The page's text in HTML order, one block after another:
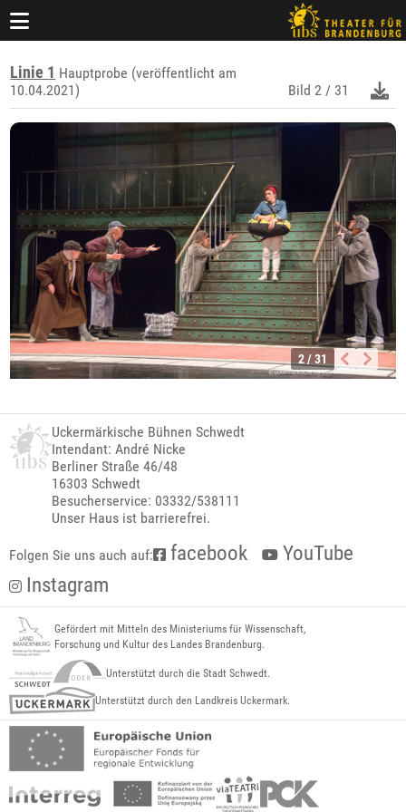
Linie 1 Hauptprobe (veröffentlicht am
10.04.2021)
Bild 2 / 31
2 / 31
Uckermärkische Bühnen Schwedt
Intendant: André Nicke
Berliner Straße 46/48
16303 Schwedt
Besucherservice: 03332/538111
Unser Haus ist barrierefrei.
Folgen Sie uns auch auf: facebook
YouTube
Instagram
Gefördert mit Mitteln des Ministeriums für Wissenschaft,
Forschung und Kultur des Landes Brandenburg.
Unterstützt durch die Stadt Schwedt.
Unterstützt durch den Landkreis Uckermark.